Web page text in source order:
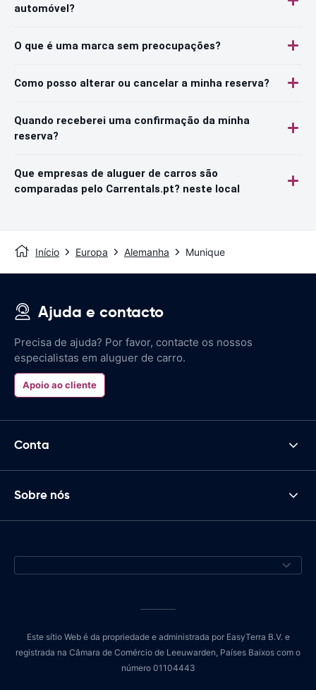
automóvel?
O que é uma marca sem preocupações?
Como posso alterar ou cancelar a minha reserva?
Quando receberei uma confirmação da minha
reserva?
Que empresas de aluguer de carros são
comparadas pelo Carrentals.pt? neste local
Início Europa Alemanha Munique
Ajuda e contacto
Precisa de ajuda? Por favor, contacte os nossos
especialistas em aluguer de carro.
Apoio ao cliente
Conta
Sobre nós
Este sítio Web é da propriedade e administrada por EasyTerra B.V. e
registrada na Câmara de Comércio de Leeuwarden, Países Baixos com o
número 01104443